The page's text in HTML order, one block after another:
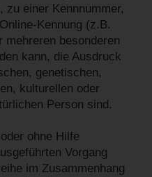
zu einer Kennnummer,
Kennung (z.B.
mehreren besonderen
kann, die Ausdruck
genetischen,
kulturellen oder
Person sind.
ohne Hilfe
Vorgang
im Zusammenhang